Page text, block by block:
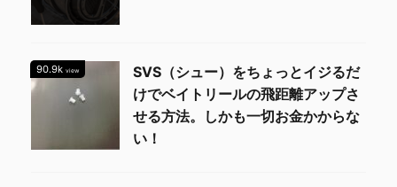
90.9k view
SVS（シュー）をちょっとイジるだ
けでベイトリールの飛距離アップさ
せる方法。しかも一切お金かからな
い！